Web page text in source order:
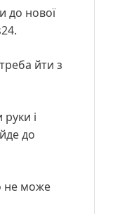
до нової
йти з
і
до
не може